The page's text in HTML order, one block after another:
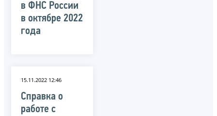
в ФНС России
в октябре 2022
года
15.11.2022 12:46
Справка о
работе с